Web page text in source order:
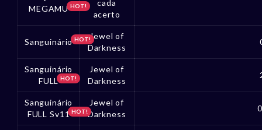
MEGAMU HOT!
cada
acerto
Sanguinário HOT!Jewel of
Darkness
Sanguinário
FULL HOT!
Jewel of
Darkness
Sanguinário
FULL Sv11 HOT!
Jewel of
Darkness